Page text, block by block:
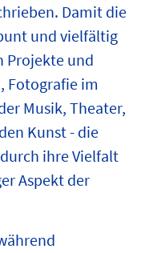
Damit die
und vielfältig
Projekte und
Fotografie im
Musik, Theater,
Kunst - die
ihre Vielfalt
Aspekt der